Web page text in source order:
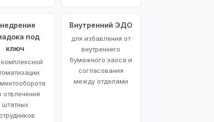
под
ключ
отвлечения
штатных
Внутренний ЭДО
для избавления от
внутреннего
бумажного хаоса и
согласования
между отделами